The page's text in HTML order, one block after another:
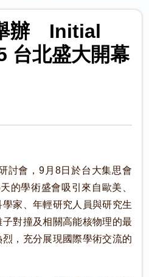
辦 Initial
台北盛大開幕
討會，9月8日於台大集思會
的學術盛會吸引來自歐美、
家、年輕研究人員與研究生
對撞及相關高能核物理的最
，充分展現國際學術交流的